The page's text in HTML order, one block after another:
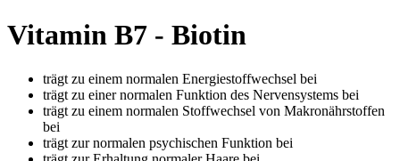
Vitamin B7 - Biotin
trägt zu einem normalen Energiestoffwechsel bei
trägt zu einer normalen Funktion des Nervensystems bei
trägt zu einem normalen Stoffwechsel von Makronährstoffen
bei
trägt zur normalen psychischen Funktion bei